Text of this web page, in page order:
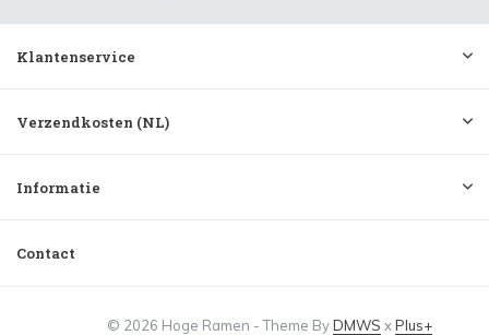
Klantenservice
Verzendkosten (NL)
Informatie
Contact
© 2026 Hoge Ramen - Theme ByDMWS xPlus+